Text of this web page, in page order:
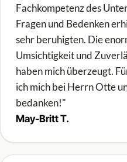
Fachkompetenz des
Fragen und Bedenken
sehr beruhigten. Die
Umsichtigkeit und
haben mich überzeugt.
ich mich bei Herrn Otte
bedanken!"
May-Britt T.